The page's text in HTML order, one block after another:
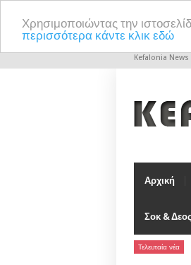
Χρησιμοποιώντας την
περισσότερα κάντε κλικ εδώ
Kefalonia
Αρχική
Σοκ & Δεος
Τελευταία νέα